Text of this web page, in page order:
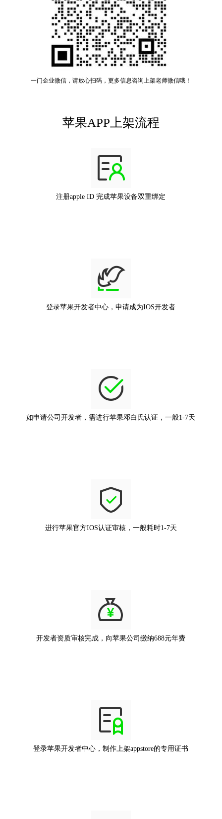
一门企业微信，请放心扫码，更多信息咨询上架老师微信哦！
苹果APP上架流程
注册apple ID 完成苹果设备双重绑定
登录苹果开发者中心，申请成为IOS开发者
如申请公司开发者，需进行苹果邓白氏认证，一般1-7天
进行苹果官方IOS认证审核，一般耗时1-7天
开发者资质审核完成，向苹果公司缴纳688元年费
登录苹果开发者中心，制作上架appstore的专用证书